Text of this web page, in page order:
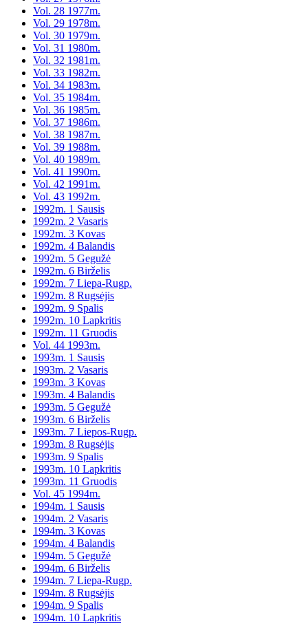
Vol. 28 1977m.
Vol. 29 1978m.
Vol. 30 1979m.
Vol. 31 1980m.
Vol. 32 1981m.
Vol. 33 1982m.
Vol. 34 1983m.
Vol. 35 1984m.
Vol. 36 1985m.
Vol. 37 1986m.
Vol. 38 1987m.
Vol. 39 1988m.
Vol. 40 1989m.
Vol. 41 1990m.
Vol. 42 1991m.
Vol. 43 1992m.
1992m. 1 Sausis
1992m. 2 Vasaris
1992m. 3 Kovas
1992m. 4 Balandis
1992m. 5 Gegužė
1992m. 6 Birželis
1992m. 7 Liepa-Rugp.
1992m. 8 Rugsėjis
1992m. 9 Spalis
1992m. 10 Lapkritis
1992m. 11 Gruodis
Vol. 44 1993m.
1993m. 1 Sausis
1993m. 2 Vasaris
1993m. 3 Kovas
1993m. 4 Balandis
1993m. 5 Gegužė
1993m. 6 Birželis
1993m. 7 Liepos-Rugp.
1993m. 8 Rugsėjis
1993m. 9 Spalis
1993m. 10 Lapkritis
1993m. 11 Gruodis
Vol. 45 1994m.
1994m. 1 Sausis
1994m. 2 Vasaris
1994m. 3 Kovas
1994m. 4 Balandis
1994m. 5 Gegužė
1994m. 6 Birželis
1994m. 7 Liepa-Rugp.
1994m. 8 Rugsėjis
1994m. 9 Spalis
1994m. 10 Lapkritis